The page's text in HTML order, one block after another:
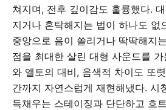
쳐지며, 전후 깊이감도 훌륭했다.
지거나 혼탁해지는 법이 하나도
중앙으로 음이 쏠리거나 딱딱해지
점을 최대한 살린 대형 사운드를
와 앨토의 대비, 음색적 차이도 또
간까지 자연스럽게 재현해냈다.
득채우는 스테이징과 단단하고 흐